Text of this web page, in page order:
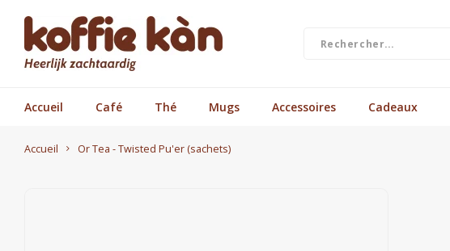
Accueil Café Thé Mugs Accessoires Cadeaux
Accueil Or Tea - Twisted Pu'er (sachets)